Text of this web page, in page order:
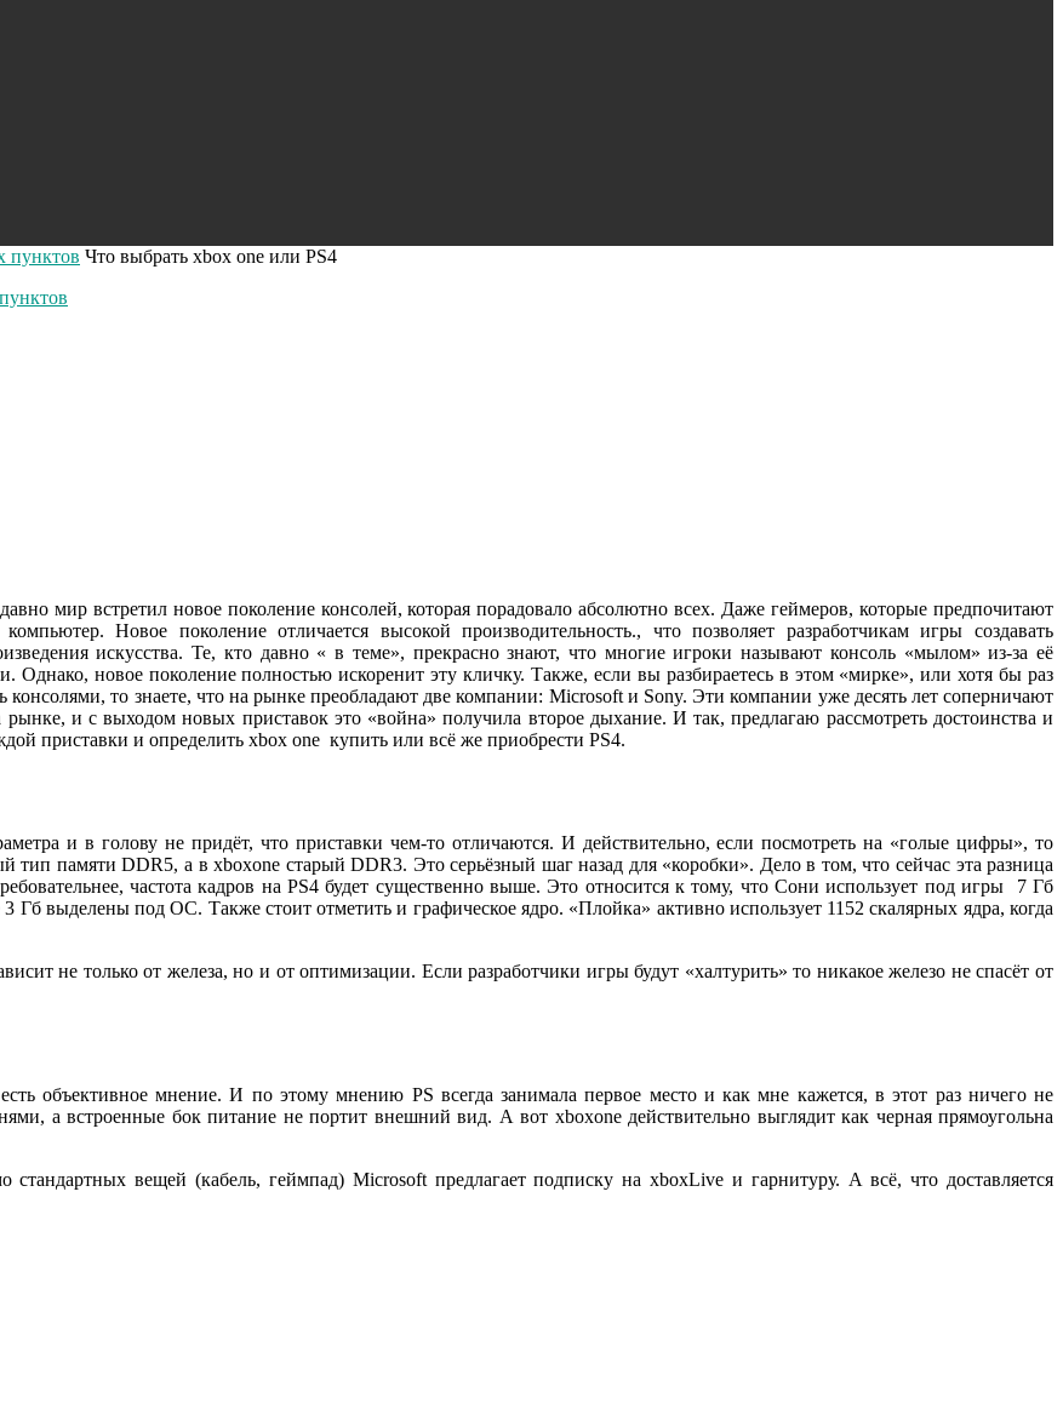
пунктов Что выбрать xbox one или PS4
мир встретил новое поколение консолей, которая порадовало абсолютно всех. Даже геймеров, которые предпочитают
Новое поколение отличается высокой производительность., что позволяет разработчикам игры создавать
искусства. Те, кто давно « в теме», прекрасно знают, что многие игроки называют консоль «мылом» из-за её
Однако, новое поколение полностью искоренит эту кличку. Также, если вы разбираетесь в этом «мирке», или хотя бы раз
консолями, то знаете, что на рынке преобладают две компании: Microsoft и Sony. Эти компании уже десять лет соперничают
рынке, и с выходом новых приставок это «война» получила второе дыхание. И так, предлагаю рассмотреть достоинства и
приставки и определить xbox one купить или всё же приобрести PS4.
и в голову не придёт, что приставки чем-то отличаются. И действительно, если посмотреть на «голые цифры», то
тип памяти DDR5, а в xboxone старый DDR3. Это серьёзный шаг назад для «коробки». Дело в том, что сейчас эта разница
частота кадров на PS4 будет существенно выше. Это относится к тому, что Сони использует под игры 7 Гб
Гб выделены под ОС. Также стоит отметить и графическое ядро. «Плойка» активно использует 1152 скалярных ядра, когда
не только от железа, но и от оптимизации. Если разработчики игры будут «халтурить» то никакое железо не спасёт от
объективное мнение. И по этому мнению PS всегда занимала первое место и как мне кажется, в этот раз ничего не
а встроенные бок питание не портит внешний вид. А вот xboxone действительно выглядит как черная прямоугольна
вещей (кабель, геймпад) Microsoft предлагает подписку на xboxLive и гарнитуру. А всё, что доставляется